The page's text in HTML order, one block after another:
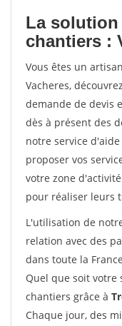
La
chantiers :
Vous êtes un
Vacheres,
demande de devis
dès à présent des
notre service
proposer vos
votre zone
pour réaliser leurs
L'utilisation de
relation avec des
dans toute la
Quel que soit votre
chantiers grâce à
Chaque jour, des